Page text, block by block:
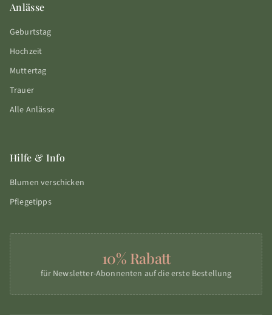
Anlässe
Geburtstag
Hochzeit
Muttertag
Trauer
Alle Anlässe
Hilfe & Info
Blumen verschicken
Pflegetipps
10% Rabatt
für Newsletter-Abonnenten auf die erste Bestellung